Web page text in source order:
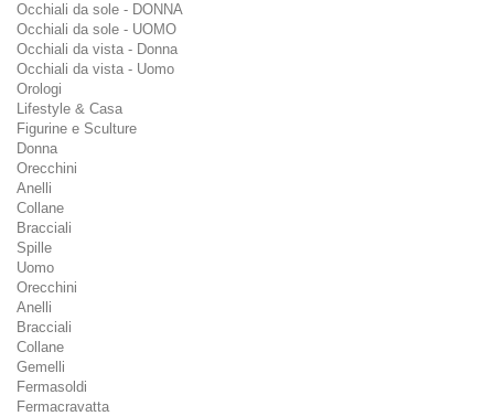
Occhiali da sole - DONNA
Occhiali da sole - UOMO
Occhiali da vista - Donna
Occhiali da vista - Uomo
Orologi
Lifestyle & Casa
Figurine e Sculture
Donna
Orecchini
Anelli
Collane
Bracciali
Spille
Uomo
Orecchini
Anelli
Bracciali
Collane
Gemelli
Fermasoldi
Fermacravatta